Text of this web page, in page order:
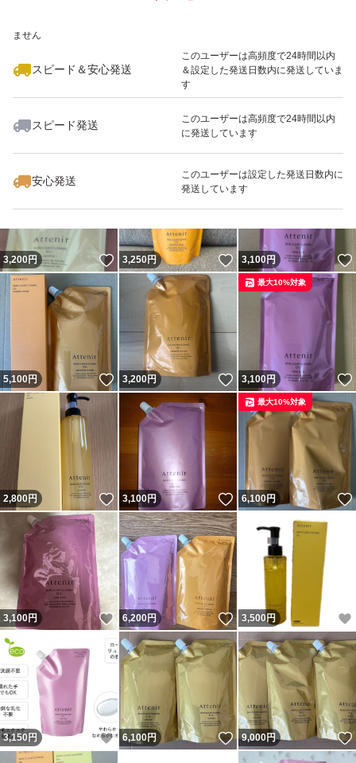
ません
スピード＆安心発送
このユーザーは高頻度で24時間以内
＆設定した発送日数内に発送していま
す
スピード発送
このユーザーは高頻度で24時間以内
に発送しています
安心発送
このユーザーは設定した発送日数内に
発送しています
いいね！
3,100
3,200円 いいね！
3,250円 いいね！
3,100円
5,100円 いいね！
3,200円 いいね！
3,100円
最大10%対象
2,800円 いいね！
3,100円 いいね！
6,100円
最大10%対象
3,100円 いいね！
6,200円 いいね！
3,500円
3,150 円 いいね！
6,100円 いいね！
9,000円